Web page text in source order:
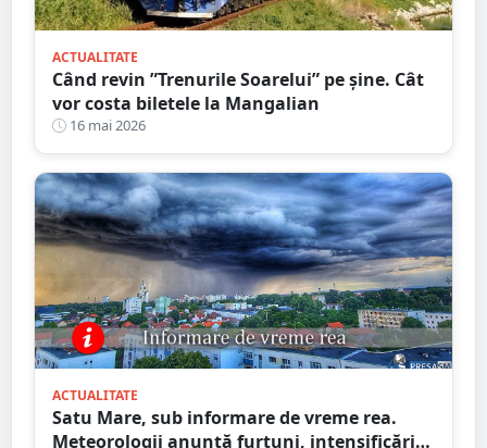
ACTUALITATE
Când revin ”Trenurile Soarelui” pe şine. Cât
vor costa biletele la Mangalian
16 mai 2026
ACTUALITATE
Satu Mare, sub informare de vreme rea.
Meteorologii anunță furtuni, intensificări